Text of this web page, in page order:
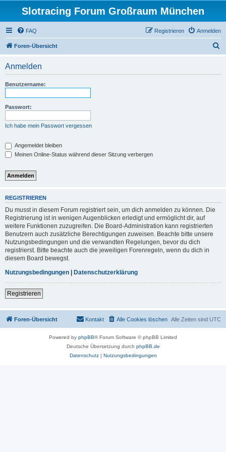
Slotracing Forum Großraum München
FAQ Anmelden
Registrieren
Foren-Übersicht
Anmelden
Benutzername:
Passwort:
Ich habe mein Passwort vergessen
Angemeldet bleiben
Meinen Online-Status während dieser Sitzung verbergen
REGISTRIEREN
Du musst in diesem Forum registriert sein, um dich anmelden zu können. Die
Registrierung ist in wenigen Augenblicken erledigt und ermöglicht dir, auf
weitere Funktionen zuzugreifen. Die Board-Administration kann registrierten
Benutzern auch zusätzliche Berechtigungen zuweisen. Beachte bitte unsere
Nutzungsbedingungen und die verwandten Regelungen, bevor du dich
registrierst. Bitte beachte auch die jeweiligen Forenregeln, wenn du dich in
diesem Board bewegst.
Nutzungsbedingungen | Datenschutzerklärung
Registrieren
Foren-Übersicht Alle Zeiten sind UTC
Alle Cookies löschen
Kontakt
Powered by phpBB® Forum Software © phpBB Limited
Deutsche Übersetzung durch phpBB.de
Datenschutz| Nutzungsbedingungen